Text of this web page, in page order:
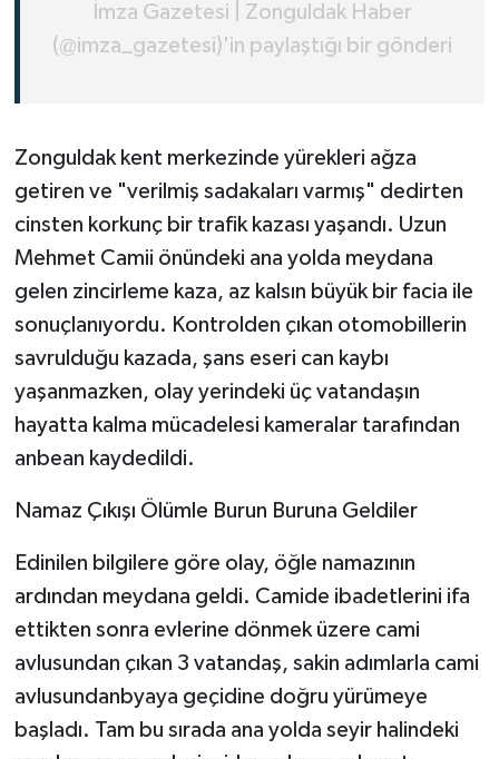
İmza Gazetesi | Zonguldak Haber
(@imza_gazetesi)'in paylaştığı bir gönderi
​Zonguldak kent merkezinde yürekleri ağza
getiren ve "verilmiş sadakaları varmış" dedirten
cinsten korkunç bir trafik kazası yaşandı. Uzun
Mehmet Camii önündeki ana yolda meydana
gelen zincirleme kaza, az kalsın büyük bir facia ile
sonuçlanıyordu. Kontrolden çıkan otomobillerin
savrulduğu kazada, şans eseri can kaybı
yaşanmazken, olay yerindeki üç vatandaşın
hayatta kalma mücadelesi kameralar tarafından
anbean kaydedildi.
Namaz Çıkışı Ölümle Burun Buruna Geldiler
​Edinilen bilgilere göre olay, öğle namazının
ardından meydana geldi. Camide ibadetlerini ifa
ettikten sonra evlerine dönmek üzere cami
avlusundan çıkan 3 vatandaş, sakin adımlarla cami
avlusundanbyaya geçidine doğru yürümeye
başladı. Tam bu sırada ana yolda seyir halindeki